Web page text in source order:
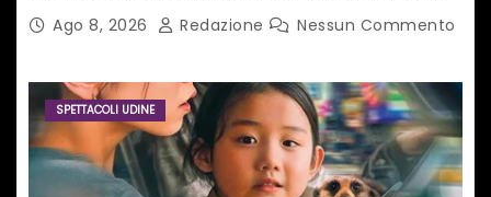
del territorio
Ago 8, 2026 Redazione Nessun Commento
SPETTACOLI UDINE